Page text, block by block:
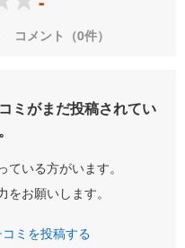
コメント（0件）
ミがまだ投稿されてい
いる方がいます。
お願いします。
ミを投稿する